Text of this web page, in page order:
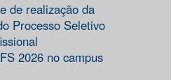
de realização da
Processo Seletivo
2026 no campus